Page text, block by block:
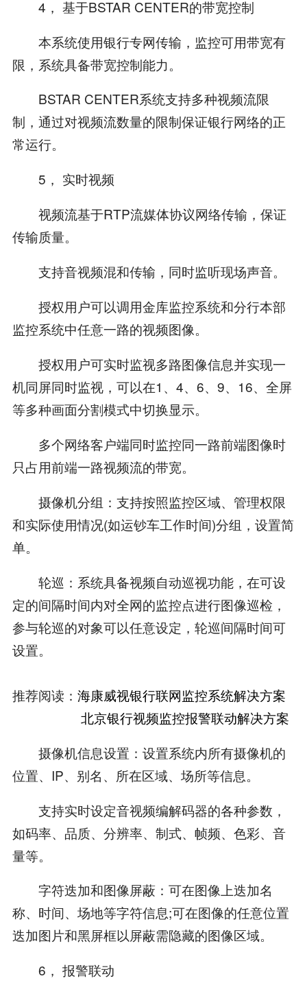
4， 基于BSTAR CENTER的带宽控制
本系统使用银行专网传输，监控可用带宽有
限，系统具备带宽控制能力。
BSTAR CENTER系统支持多种视频流限
制，通过对视频流数量的限制保证银行网络的正
常运行。
5， 实时视频
视频流基于RTP流媒体协议网络传输，保证
传输质量。
支持音视频混和传输，同时监听现场声音。
授权用户可以调用金库监控系统和分行本部
监控系统中任意一路的视频图像。
授权用户可实时监视多路图像信息并实现一
机同屏同时监视，可以在1、4、6、9、16、全屏
等多种画面分割模式中切换显示。
多个网络客户端同时监控同一路前端图像时
只占用前端一路视频流的带宽。
摄像机分组：支持按照监控区域、管理权限
和实际使用情况(如运钞车工作时间)分组，设置简
单。
轮巡：系统具备视频自动巡视功能，在可设
定的间隔时间内对全网的监控点进行图像巡检，
参与轮巡的对象可以任意设定，轮巡间隔时间可
设置。
推荐阅读： 海康威视银行联网监控系统解决方案
北京银行视频监控报警联动解决方案
摄像机信息设置：设置系统内所有摄像机的
位置、IP、别名、所在区域、场所等信息。
支持实时设定音视频编解码器的各种参数，
如码率、品质、分辨率、制式、帧频、色彩、音
量等。
字符迭加和图像屏蔽：可在图像上迭加名
称、时间、场地等字符信息;可在图像的任意位置
迭加图片和黑屏框以屏蔽需隐藏的图像区域。
6， 报警联动